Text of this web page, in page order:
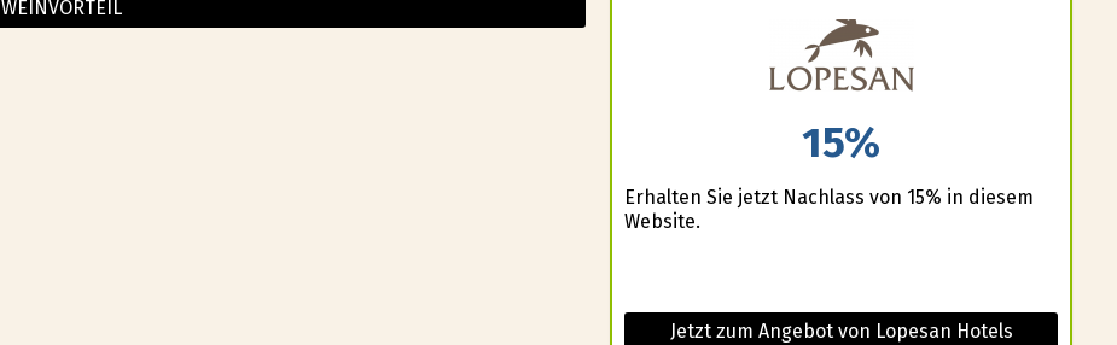
WEINVORTEIL
15%
Erhalten Sie jetzt Nachlass von 15% in diesem
Website.
Jetzt zum Angebot von Lopesan Hotels